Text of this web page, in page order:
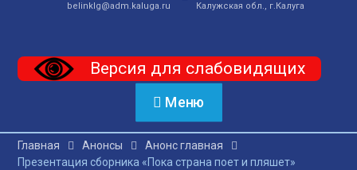
belinklg@adm.kaluga.ru
Калужская обл., г.Калуга
Версия для слабовидящих
Меню
Главная Анонсы
Анонс главная
Презентация сборника «Пока страна поет и пляшет»